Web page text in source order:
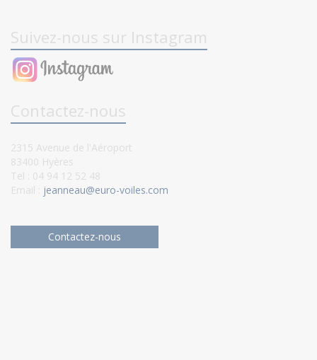
Suivez-nous sur Instagram
Contactez-nous
2315 Avenue de l'Aéroport
83400 Hyères
Tel : 04 94 12 52 48
Email :
jeanneau@euro-voiles.com
Contactez-nous